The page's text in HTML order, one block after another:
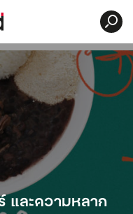
และความหลาก